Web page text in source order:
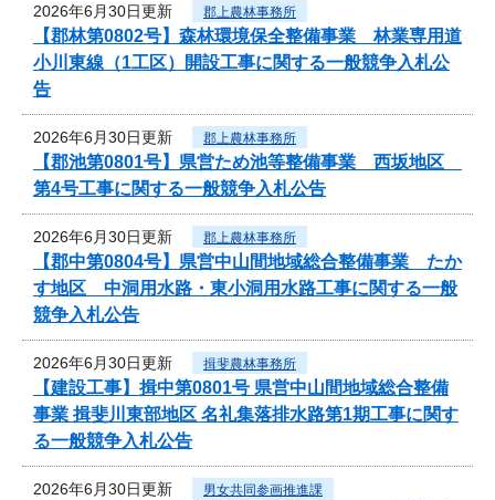
2026年6月30日更新 郡上農林事務所
【郡林第0802号】森林環境保全整備事業 林業専用道
小川東線（1工区）開設工事に関する一般競争入札公
告
2026年6月30日更新 郡上農林事務所
【郡池第0801号】県営ため池等整備事業 西坂地区
第4号工事に関する一般競争入札公告
2026年6月30日更新 郡上農林事務所
【郡中第0804号】県営中山間地域総合整備事業 たか
す地区 中洞用水路・東小洞用水路工事に関する一般
競争入札公告
2026年6月30日更新 揖斐農林事務所
【建設工事】揖中第0801号 県営中山間地域総合整備
事業 揖斐川東部地区 名礼集落排水路第1期工事に関す
る一般競争入札公告
2026年6月30日更新 男女共同参画推進課